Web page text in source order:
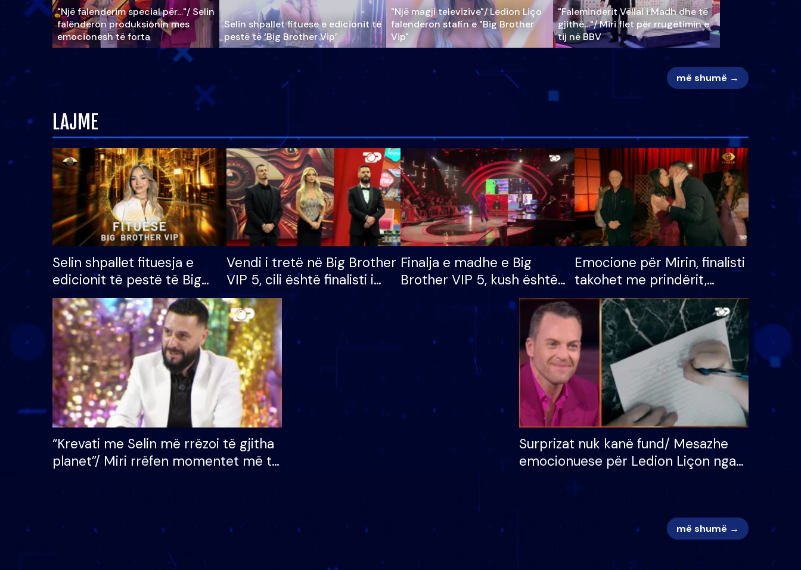
"Një falenderim special për…"/ Selin
falënderon produksionin mes
emocionesh të forta
Selin shpallet fituese e edicionit të
pestë të ‘Big Brother Vip’
"Një magji televizive"/ Ledion Liço
falenderon stafin e "Big Brother
Vip"
"Faleminderit Vëllai i Madh dhe të
gjithë…"/ Miri flet për rrugëtimin e
tij në BBV
më shumë →
LAJME
Selin shpallet fituesja e
edicionit të pestë të Big
Brother VIP, rrëmben
çmimin e madh prej 100
mijë eurosh
Vendi i tretë në Big Brother
VIP 5, cili është finalisti i
radhës që lë shtëpinë
Finalja e madhe e Big
Brother VIP 5, kush është
banori i parë që lë shtëpinë
dhe humb mundësinë për
të fituar çmimin e madh
Emocione për Mirin, finalisti
takohet me prindërit,
vajzën dhe bashkëshorten:
S’kemi ndonjë letër divorci
apo jo?
“Krevati me Selin më rrëzoi të gjitha
planet”/ Miri rrëfen momentet më të
mungojë zilja e mëngjesit kur…
Surprizat nuk kanë fund/ Mesazhe
emocionuese për Ledion Liçon nga
më shumë →